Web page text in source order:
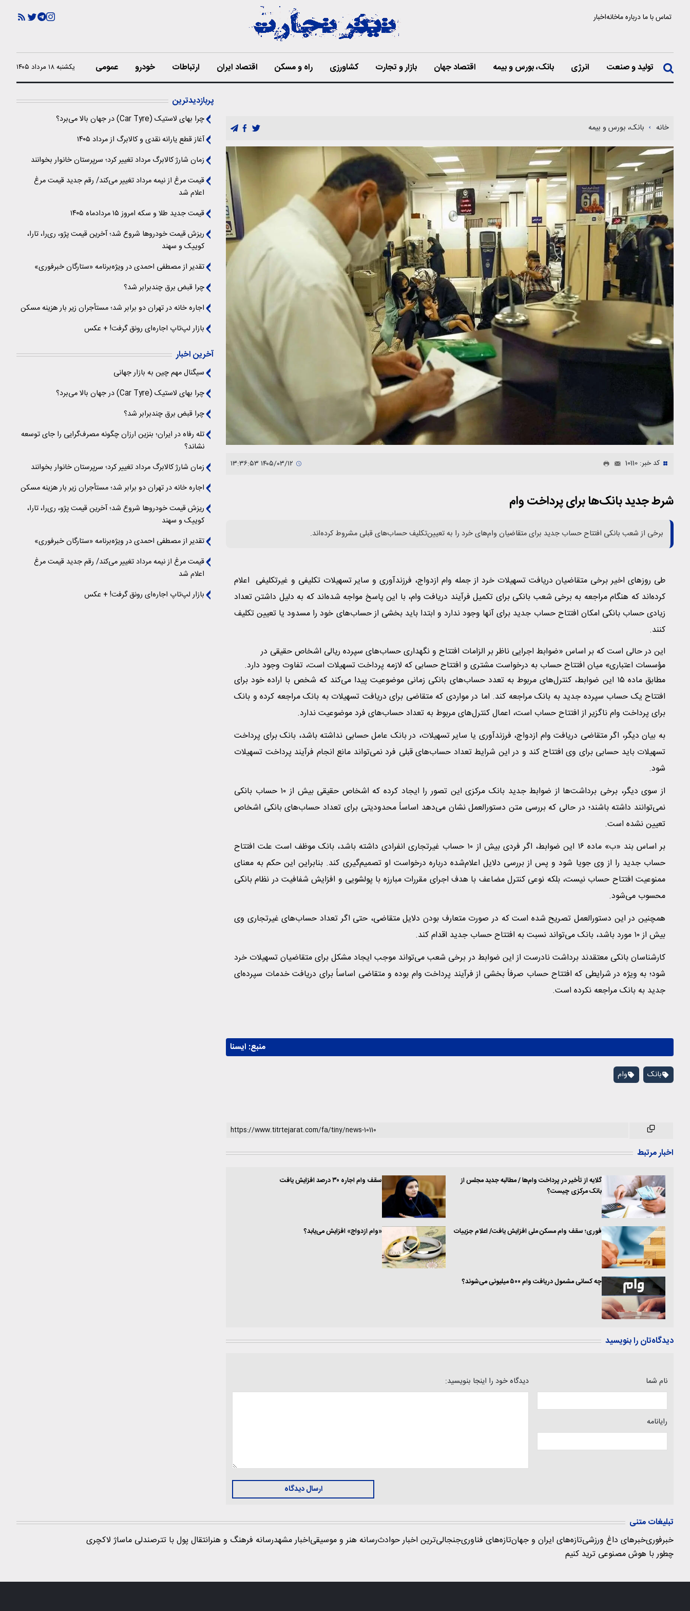
تماس با مادرباره ماخانهاخبار
تولید و صنعت انرژی بانک، بورس و بیمه اقتصاد جهان بازار و تجارت کشاورزی راه و مسکن اقتصاد ایران ارتباطات خودرو عمومی یکشنبه ۱۸ مرداد ۱۴۰۵
خانه بانک، بورس و بیمه
کد خبر: 10110
شرط جدید بانک‌ها برای پرداخت وام‌
برخی از شعب بانکی افتتاح حساب جدید برای متقاضیان وام‌های خرد را به تعیین‌تکلیف حساب‌های قبلی مشروط کرده‌اند.
طی روزهای اخیر برخی متقاضیان دریافت تسهیلات خرد از جمله وام ازدواج، فرزندآوری و سایر تسهیلات تکلیفی و غیرتکلیفی اعلام
کرده‌اند که هنگام مراجعه به برخی شعب بانکی برای تکمیل فرآیند دریافت وام، با این پاسخ مواجه شده‌اند که به دلیل داشتن تعداد
زیادی حساب بانکی امکان افتتاح حساب جدید برای آنها وجود ندارد و ابتدا باید بخشی از حساب‌های خود را مسدود یا تعیین تکلیف
کنند.
این در حالی است که بر اساس «ضوابط اجرایی ناظر بر الزامات افتتاح و نگهداری حساب‌های سپرده ریالی اشخاص حقیقی در
مؤسسات اعتباری» میان افتتاح حساب به درخواست مشتری و افتتاح حسابی که لازمه پرداخت تسهیلات است، تفاوت وجود دارد.
مطابق ماده ۱۵ این ضوابط، کنترل‌های مربوط به تعدد حساب‌های بانکی زمانی موضوعیت پیدا می‌کند که شخص با اراده خود برای
افتتاح یک حساب سپرده جدید به بانک مراجعه کند. اما در مواردی که متقاضی برای دریافت تسهیلات به بانک مراجعه کرده و بانک
برای پرداخت وام ناگزیر از افتتاح حساب است، اعمال کنترل‌های مربوط به تعداد حساب‌های فرد موضوعیت ندارد.
به بیان دیگر، اگر متقاضی دریافت وام ازدواج، فرزندآوری یا سایر تسهیلات، در بانک عامل حسابی نداشته باشد، بانک برای پرداخت
تسهیلات باید حسابی برای وی افتتاح کند و در این شرایط تعداد حساب‌های قبلی فرد نمی‌تواند مانع انجام فرآیند پرداخت تسهیلات
شود.
از سوی دیگر، برخی برداشت‌ها از ضوابط جدید بانک مرکزی این تصور را ایجاد کرده که اشخاص حقیقی بیش از ۱۰ حساب بانکی
نمی‌توانند داشته باشند؛ در حالی که بررسی متن دستورالعمل نشان می‌دهد اساساً محدودیتی برای تعداد حساب‌های بانکی اشخاص
تعیین نشده است.
بر اساس بند «ب» ماده ۱۶ این ضوابط، اگر فردی بیش از ۱۰ حساب غیرتجاری انفرادی داشته باشد، بانک موظف است علت افتتاح
حساب جدید را از وی جویا شود و پس از بررسی دلایل اعلام‌شده درباره درخواست او تصمیم‌گیری کند. بنابراین این حکم به معنای
ممنوعیت افتتاح حساب نیست، بلکه نوعی کنترل مضاعف با هدف اجرای مقررات مبارزه با پولشویی و افزایش شفافیت در نظام بانکی
محسوب می‌شود.
همچنین در این دستورالعمل تصریح شده است که در صورت متعارف بودن دلایل متقاضی، حتی اگر تعداد حساب‌های غیرتجاری وی
بیش از ۱۰ مورد باشد، بانک می‌تواند نسبت به افتتاح حساب جدید اقدام کند.
کارشناسان بانکی معتقدند برداشت نادرست از این ضوابط در برخی شعب می‌تواند موجب ایجاد مشکل برای متقاضیان تسهیلات خرد
شود؛ به ویژه در شرایطی که افتتاح حساب صرفاً بخشی از فرآیند پرداخت وام بوده و متقاضی اساساً برای دریافت خدمات سپرده‌ای
جدید به بانک مراجعه نکرده است.
منبع: ايسنا
بانک وام
اخبار مرتبط
گلایه از تأخیر در پرداخت وام‌ها / مطالبه جدید مجلس از
بانک مرکزی چیست؟
سقف وام اجاره ۳۰ درصد افزایش یافت
فوری؛ سقف وام مسکن ملی افزایش یافت/ اعلام جزییات «وام ازدواج» افزایش می‌یابد؟
چه کسانی مشمول دریافت وام ۵۰۰ میلیونی می‌شوند؟
دیدگاه‌تان را بنویسید
نام شما
رایانامه
دیدگاه خود را اینجا بنویسید:
ارسال دیدگاه
پربازدیدترین
چرا بهای لاستیک (Car Tyre) در جهان بالا می‌برد؟
آغاز قطع یارانه نقدی و کالابرگ از مرداد ۱۴۰۵
زمان شارژ کالابرگ مرداد تغییر کرد؛ سرپرستان خانوار بخوانند
قیمت مرغ از نیمه مرداد تغییر می‌کند/ رقم جدید قیمت مرغ
اعلام شد
قیمت جدید طلا و سکه امروز ۱۵ مردادماه ۱۴۰۵
ریزش قیمت خودروها شروع شد؛ آخرین قیمت پژو، ری‌را، تارا،
کوییک و سهند
تقدیر از مصطفی احمدی در ویژه‌برنامه «ستارگان خبرفوری»
چرا قبض برق چندبرابر شد؟
اجاره خانه در تهران دو برابر شد؛ مستأجران زیر بار هزینه مسکن
بازار لپ‌تاپ اجاره‌ای رونق گرفت! + عکس
آخرین اخبار
سیگنال‌ مهم چین به بازار جهانی
چرا بهای لاستیک (Car Tyre) در جهان بالا می‌برد؟
چرا قبض برق چندبرابر شد؟
تله رفاه در ایران؛ بنزین ارزان چگونه مصرف‌گرایی را جای توسعه
نشاند؟
زمان شارژ کالابرگ مرداد تغییر کرد؛ سرپرستان خانوار بخوانند
اجاره خانه در تهران دو برابر شد؛ مستأجران زیر بار هزینه مسکن
ریزش قیمت خودروها شروع شد؛ آخرین قیمت پژو، ری‌را، تارا،
کوییک و سهند
تقدیر از مصطفی احمدی در ویژه‌برنامه «ستارگان خبرفوری»
قیمت مرغ از نیمه مرداد تغییر می‌کند/ رقم جدید قیمت مرغ
اعلام شد
بازار لپ‌تاپ اجاره‌ای رونق گرفت! + عکس
تبلیغات متنی
خبرفوریخبرهای داغ ورزشیتازه‌های ایران و جهانتازه‌های فناوریجنجالی‌ترین اخبار حوادثرسانه هنر و موسیقیاخبار مشهدرسانه فرهنگ و هنرانتقال پول با تترصندلی ماساژ لاکچری
چطور با هوش مصنوعی ترید کنیم